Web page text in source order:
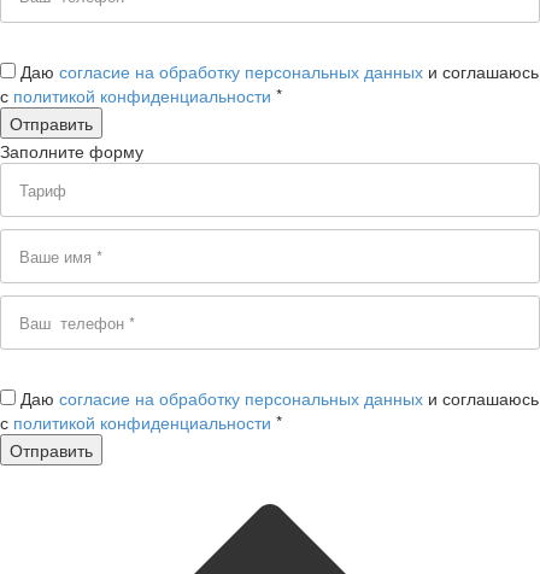
Даю согласие на обработку персональных данных и соглашаюсь
с политикой конфиденциальности *
Заполните форму
Даю согласие на обработку персональных данных и соглашаюсь
с политикой конфиденциальности *